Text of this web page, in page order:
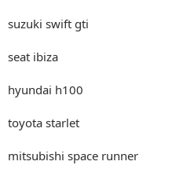
suzuki swift gti
seat ibiza
hyundai h100
toyota starlet
mitsubishi space runner